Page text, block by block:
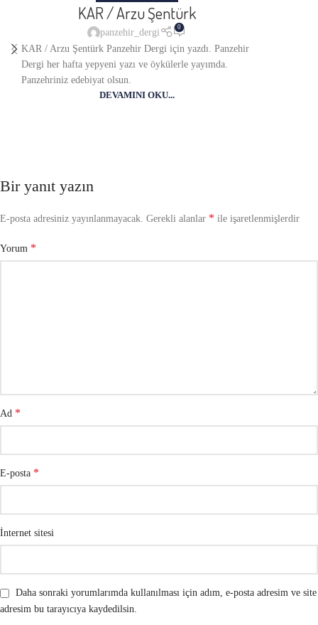
KAR / Arzu Şentürk
panzehir_dergi 0
KAR / Arzu Şentürk Panzehir Dergi için yazdı. Panzehir
Dergi her hafta yepyeni yazı ve öykülerle yayımda.
Panzehriniz edebiyat olsun.
DEVAMINI OKU...
Bir yanıt yazın
E-posta adresiniz yayınlanmayacak. Gerekli alanlar * ile işaretlenmişlerdir
Yorum *
Ad *
E-posta *
İnternet sitesi
Daha sonraki yorumlarımda kullanılması için adım, e-posta adresim ve site
adresim bu tarayıcıya kaydedilsin.